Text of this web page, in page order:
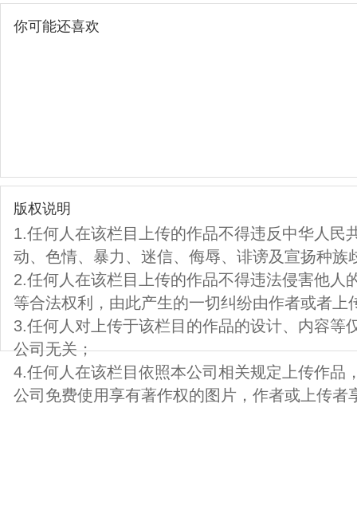
你可能还喜欢
版权说明
1.任何人在该栏目上传的作品不得违反中华人民
动、色情、暴力、迷信、侮辱、诽谤及宣扬种族
2.任何人在该栏目上传的作品不得违法侵害他人
等合法权利，由此产生的一切纠纷由作者或者上
3.任何人对上传于该栏目的作品的设计、内容等
公司无关；
4.任何人在该栏目依照本公司相关规定上传作品
公司免费使用享有著作权的图片，作者或上传者